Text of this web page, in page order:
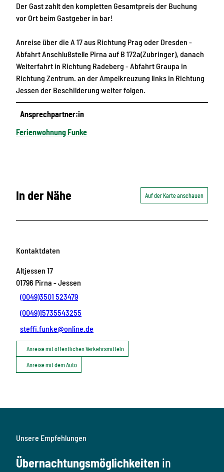
Der Gast zahlt den kompletten Gesamtpreis der Buchung
vor Ort beim Gastgeber in bar!
Anreise über die A 17 aus Richtung Prag oder Dresden -
Abfahrt Anschlußstelle Pirna auf B 172a(Zubringer), danach
Weiterfahrt in Richtung Radeberg - Abfahrt Graupa in
Richtung Zentrum. an der Ampelkreuzung links in Richtung
Jessen der Beschilderung weiter folgen.
Ansprechpartner:in
Ferienwohnung Funke
In der Nähe Auf der Karte anschauen
Kontaktdaten
Altjessen 17
01796 Pirna - Jessen
(0049)3501 523479
(0049)15735543255
steffi.funke@online.de
Anreise mit öffentlichen Verkehrsmitteln
Anreise mit dem Auto
Unsere Empfehlungen
Übernachtungsmöglichkeiten in